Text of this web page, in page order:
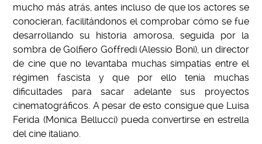
mucho más atrás, antes incluso de que los actores se
conocieran, facilitándonos el comprobar cómo se fue
desarrollando su historia amorosa, seguida por la
sombra de Golfiero Goffredi (Alessio Boni), un director
de cine que no levantaba muchas simpatías entre el
régimen fascista y que por ello tenía muchas
dificultades para sacar adelante sus proyectos
cinematográficos. A pesar de esto consigue que Luisa
Ferida (Monica Bellucci) pueda convertirse en estrella
del cine italiano.